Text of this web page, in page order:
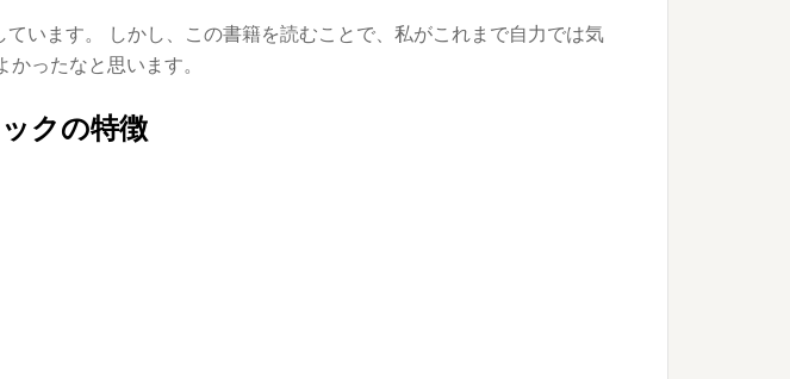
います。 しかし、この書籍を読むことで、私がこれまで自力では気
ったなと思います。
クの特徴